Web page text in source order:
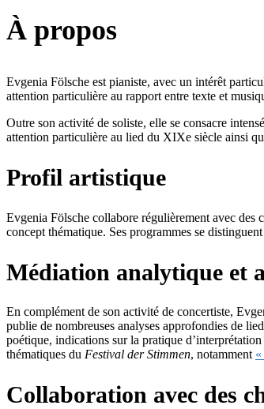
À propos
Evgenia Fölsche est pianiste, avec un intérêt
attention particulière au rapport entre texte et
Outre son activité de soliste, elle se consacre
attention particulière au lied du XIXe siècle ainsi
Profil artistique
Evgenia Fölsche collabore régulièrement avec des
concept thématique. Ses programmes se
Médiation analytique et
En complément de son activité de concertiste,
publie de nombreuses analyses approfondies de
poétique, indications sur la pratique
thématiques du Festival der Stimmen, notamment
Collaboration avec des